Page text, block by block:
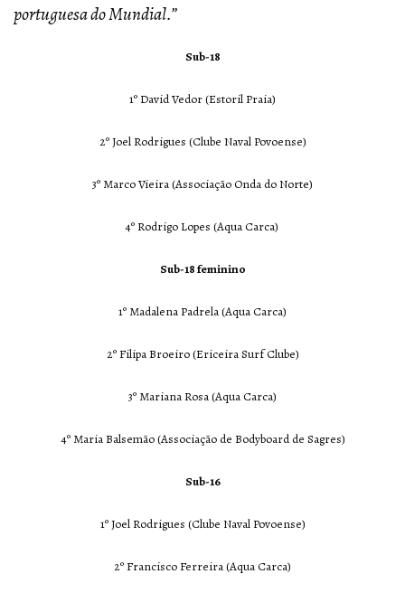
portuguesa do Mundial.”
Sub-18
1º David Vedor (Estoril Praia)
2º Joel Rodrigues (Clube Naval Povoense)
3º Marco Vieira (Associação Onda do Norte)
4º Rodrigo Lopes (Aqua Carca)
Sub-18 feminino
1º Madalena Padrela (Aqua Carca)
2º Filipa Broeiro (Ericeira Surf Clube)
3º Mariana Rosa (Aqua Carca)
4º Maria Balsemão (Associação de Bodyboard de Sagres)
Sub-16
1º Joel Rodrigues (Clube Naval Povoense)
2º Francisco Ferreira (Aqua Carca)